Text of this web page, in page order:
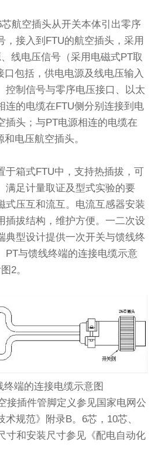
航空插头从开关本体引出零序
，接入到FTU的航空插头，采用
线电压信号（采用电磁式PT取
口包括，供电电源及线电压输入
控制信号与零序电压接口、以太
连的电缆在FTU侧分别连接到电
插头；与PT电源相连的电缆在
电压航空插头。
于箱式FTU中，支持热插拔，可
满足计量取证及型式实验的要
式压互和流互。电流互感器安装
插拔结构，维护方便。一二次设
典型设计提供一次开关与馈线终
PT与馈线终端的连接电缆示意
2。
端的连接电缆示意图
接插件管脚定义参见国家电网公
规范》附录B。6芯，10芯、
寸和安装尺寸参见《配电自动化